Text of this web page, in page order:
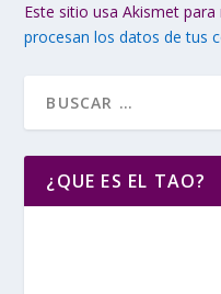
Este sitio usa Akismet
procesan los datos de tus
¿QUE ES EL TAO?